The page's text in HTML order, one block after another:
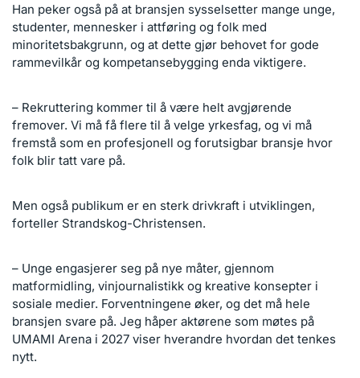
Han peker også på at bransjen sysselsetter mange unge,
studenter, mennesker i attføring og folk med
minoritetsbakgrunn, og at dette gjør behovet for gode
rammevilkår og kompetansebygging enda viktigere.
– Rekruttering kommer til å være helt avgjørende
fremover. Vi må få flere til å velge yrkesfag, og vi må
fremstå som en profesjonell og forutsigbar bransje hvor
folk blir tatt vare på.
Men også publikum er en sterk drivkraft i utviklingen,
forteller Strandskog-Christensen.
– Unge engasjerer seg på nye måter, gjennom
matformidling, vinjournalistikk og kreative konsepter i
sosiale medier. Forventningene øker, og det må hele
bransjen svare på. Jeg håper aktørene som møtes på
UMAMI Arena i 2027 viser hverandre hvordan det tenkes
nytt.